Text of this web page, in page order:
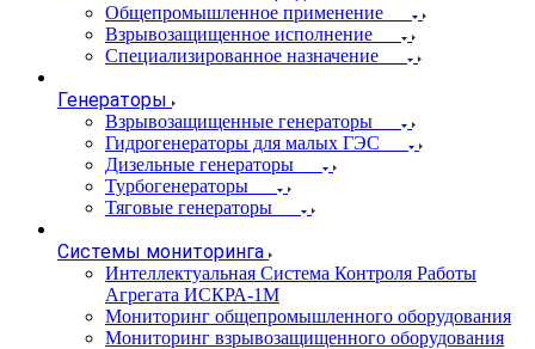
Общепромышленное применение
Взрывозащищенное исполнение
Специализированное назначение
Генераторы
Взрывозащищенные генераторы
Гидрогенераторы для малых ГЭС
Дизельные генераторы
Турбогенераторы
Тяговые генераторы
Системы мониторинга
Интеллектуальная Система Контроля Работы
Агрегата ИСКРА-1М
Мониторинг общепромышленного оборудования
Мониторинг взрывозащищенного оборудования